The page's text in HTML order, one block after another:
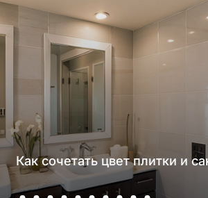
Как сочетать цвет плитки и